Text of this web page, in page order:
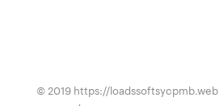
© 2019 https://